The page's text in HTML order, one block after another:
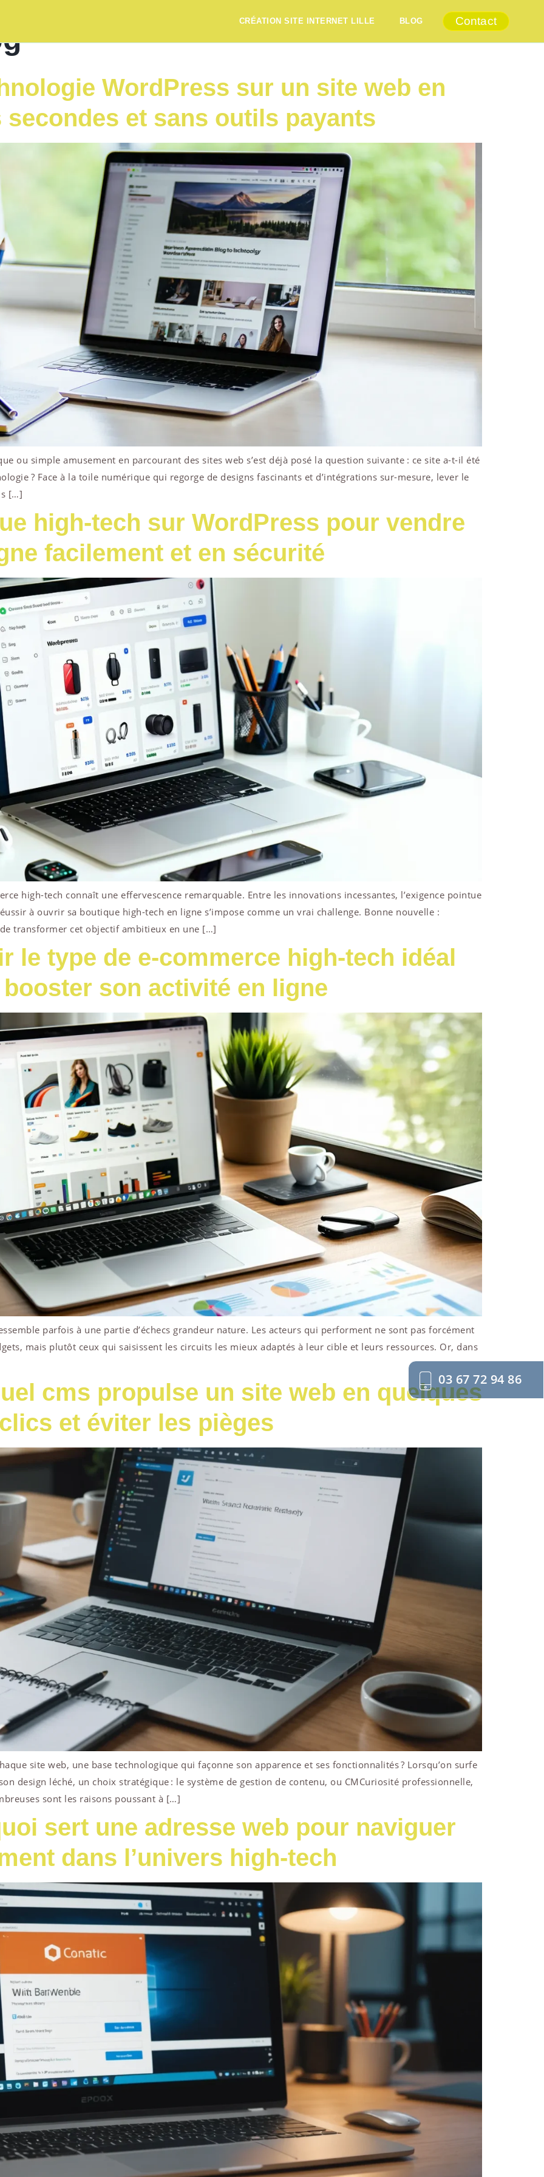
CRÉATION SITE INTERNET LILLE BLOG Contact
WordPress sur un site web en
secondes et sans outils payants
ou simple amusement en parcourant des sites web s’est déjà posé la question suivante : ce site a-t-il été
? Face à la toile numérique qui regorge de designs fascinants et d’intégrations sur-mesure, lever le
[…]
high-tech sur WordPress pour vendre
facilement et en sécurité
high-tech connaît une effervescence remarquable. Entre les innovations incessantes, l’exigence pointue
à ouvrir sa boutique high-tech en ligne s’impose comme un vrai challenge. Bonne nouvelle :
transformer cet objectif ambitieux en une […]
le type de e-commerce high-tech idéal
son activité en ligne
parfois à une partie d’échecs grandeur nature. Les acteurs qui performent ne sont pas forcément
mais plutôt ceux qui saisissent les circuits les mieux adaptés à leur cible et leurs ressources. Or, dans
cms propulse un site web en quelques
et éviter les pièges
site web, une base technologique qui façonne son apparence et ses fonctionnalités ? Lorsqu’on surfe
design léché, un choix stratégique : le système de gestion de contenu, ou CMCuriosité professionnelle,
sont les raisons poussant à […]
sert une adresse web pour naviguer
dans l’univers high-tech
03 67 72 94 86